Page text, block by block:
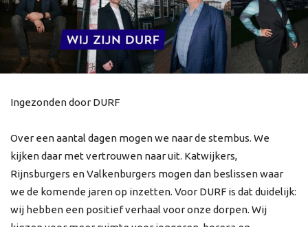
Ingezonden door DURF
Over een aantal dagen mogen we naar de stembus. We
kijken daar met vertrouwen naar uit. Katwijkers,
Rijnsburgers en Valkenburgers mogen dan beslissen waar
we de komende jaren op inzetten. Voor DURF is dat duidelijk:
wij hebben een positief verhaal voor onze dorpen. Wij